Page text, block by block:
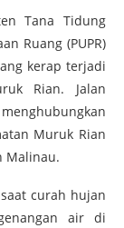
Tana Tidung
Ruang (PUPR)
kerap terjadi
Rian. Jalan
Muruk Rian
Malinau.
curah hujan
air di